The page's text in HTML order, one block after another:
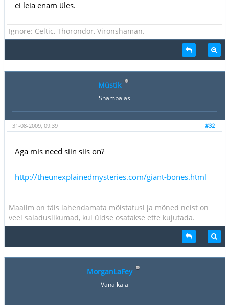
ei leia enam üles.
Ignore: Celtic, Thorondor, Vironshaman.
Müstik
Shambalas
#32
31-08-2009, 09:39
Aga mis need siin siis on?
http://theunexplainedmysteries.com/giant-bones.html
Maailm on täis lahendamata mõistatusi ja mõned neist on
veel saladuslikumad, kui üldse osatakse ette kujutada.
MorganLaFey
Vana kala